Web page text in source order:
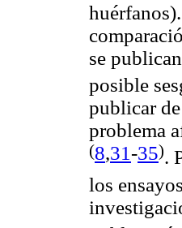
se
posible
publicar
problema
(8,31 -35).
los